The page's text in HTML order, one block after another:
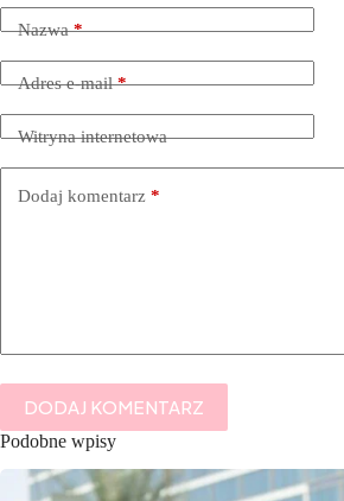
Nazwa*
Adres e-mail*
Witryna internetowa
Dodaj komentarz *
DODAJ KOMENTARZ
Podobne wpisy